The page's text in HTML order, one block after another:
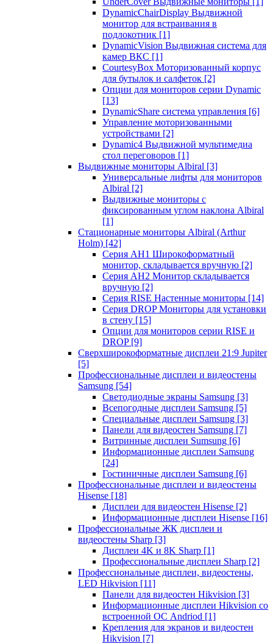
DynamicChairDisplay Выдвижной
монитор для встраивания в
подлокотник [1]
DynamicVision Выдвижная система для
камер ВКС [1]
CourtesyBox Моторизованный корпус
для бутылок и салфеток [2]
Опции для мониторов серии Dynamic
[13]
DynamicShare система управления [6]
Управление моторизованными
устройствами [2]
Dynamic4 Выдвижной мультимедиа
стол переговоров [1]
Выдвижные мониторы Albiral [3]
Универсальные лифты для мониторов
Albiral [2]
Выдвижные мониторы с
фиксированным углом наклона Albiral
[1]
Стационарные мониторы Albiral (Arthur
Holm) [42]
Серия AH1 Широкоформатный
монитор, складывается вручную [2]
Серия AH2 Монитор складывается
вручную [2]
Серия RISE Настенные мониторы [14]
Серия DROP Мониторы для установки
в стену [15]
Опции для мониторов серии RISE и
DROP [9]
Сверхширокоформатные дисплеи 21:9 Jupiter
[5]
Профессиональные дисплеи и видеостены
Samsung [54]
Светодиодные экраны Samsung [3]
Всепогодные дисплеи Samsung [5]
Специальные дисплеи Samsung [3]
Панели для видеостен Samsung [7]
Витринные дисплеи Sumsung [6]
Информационные дисплеи Samsung
[24]
Гостиничные дисплеи Samsung [6]
Профессиональные дисплеи и видеостены
Hisense [18]
Дисплеи для видеостен Hisense [2]
Информационные дисплеи Hisense [16]
Профессиональные ЖК дисплеи и
видеостены Sharp [3]
Дисплеи 4K и 8K Sharp [1]
Профессиональные дисплеи Sharp [2]
Профессиональные дисплеи, видеостены,
LED Hikvision [11]
Панели для видеостен Hikvision [3]
Информационные дисплеи Hikvision со
встроенной ОС Andriod [1]
Крепления для экранов и видеостен
Hikvision [7]